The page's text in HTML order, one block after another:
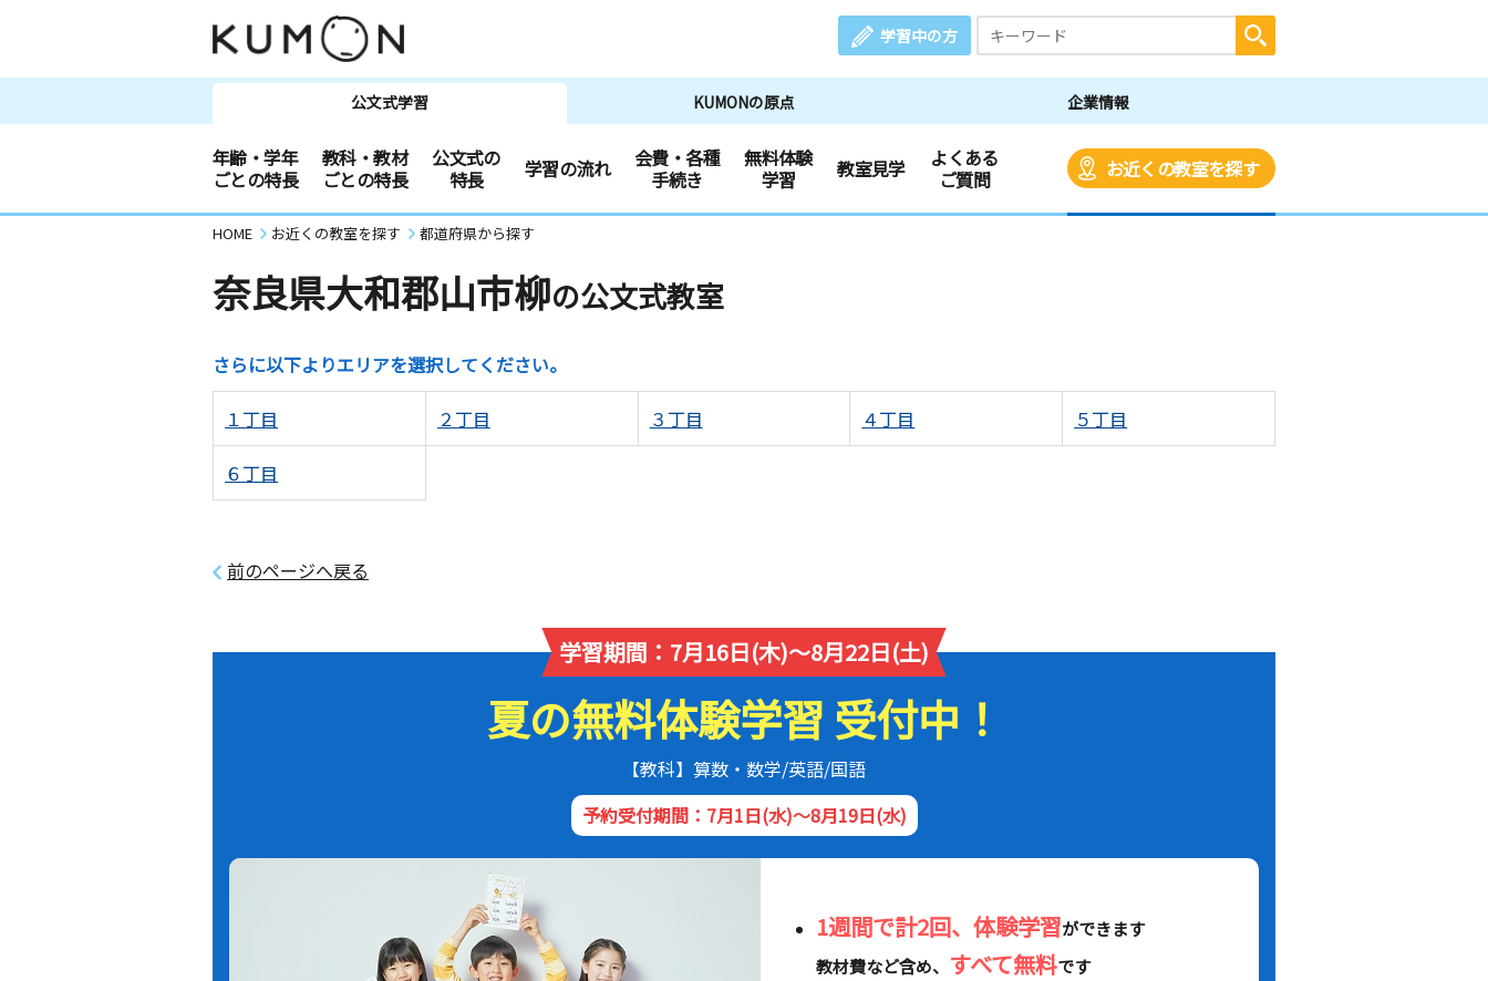
学習中の方
公文式学習 KUMONの原点 企業情報
年齢・学年
ごとの特長
教科・教材
ごとの特長
公文式の
特長
学習の流れ
会費・各種
手続き
無料体験
学習
教室見学
よくある
ご質問
お近くの教室を探す
HOME お近くの教室を探す 都道府県から探す
奈良県大和郡山市柳の公文式教室
さらに以下よりエリアを選択してください。
１丁目 ２丁目 ３丁目 ４丁目 ５丁目
６丁目
前のページへ戻る
学習期間：7月16日(木)～8月22日(土)
夏の無料体験学習 受付中！
【教科】算数・数学/英語/国語
予約受付期間：7月1日(水)～8月19日(水)
1週間で計2回、体験学習ができます
教材費など含め、 すべて無料です